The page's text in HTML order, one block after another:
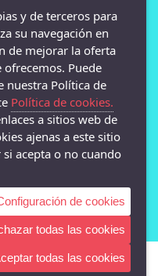
(Lugo)
y de terceros para
su navegación en
de mejorar la oferta
Puede
nuestra Política de
Política de cookies.
a sitios web de
ajenas a este sitio
acepta o no cuando
de cookies
todas las cookies
todas las cookies